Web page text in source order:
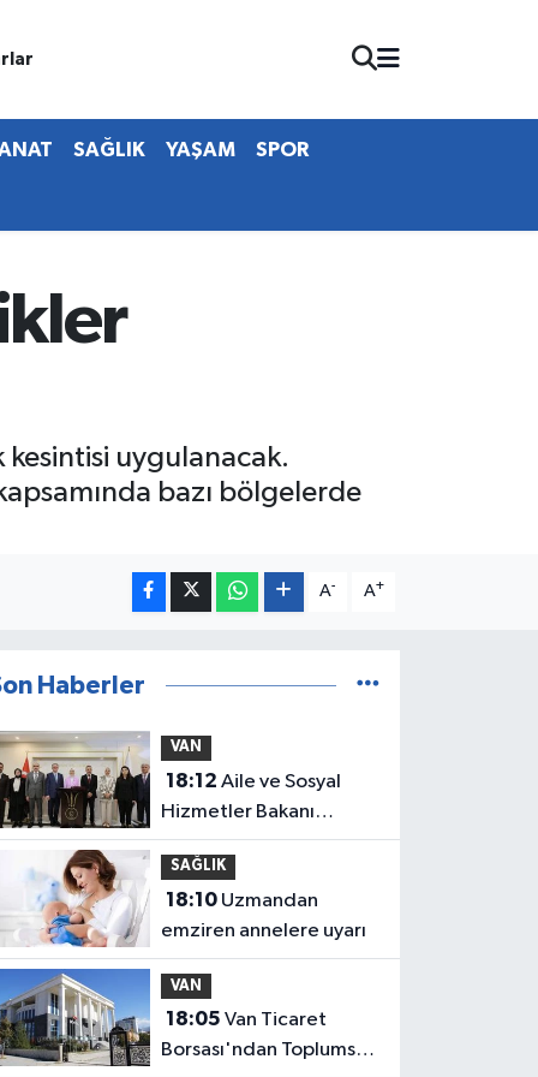
SAĞLIK YAŞAM SPOR
kesintisi uygulanacak.
bazı bölgelerde
A- A+
Haberler
VAN
18:12
Hizmetler Bakanı
Göktaş Van'da bir dizi
temasta bulundu
SAĞLIK
18:10Uzmandan
emziren annelere uyarı
VAN
18:05
Borsası'ndan Toplumsal